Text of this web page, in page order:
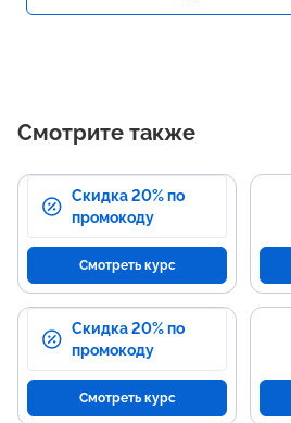
Смотрите также
Скидка 20% по
промокоду
Смотреть курс
Скидка 20% по
промокоду
Смотреть курс